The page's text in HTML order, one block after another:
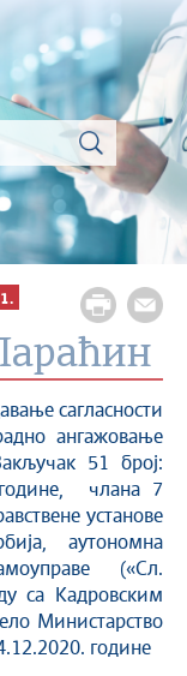
сагласности
ангажовање
51 број:
члана 7
установе
аутономна
(«Сл.
са Кадровским
Министарство
године